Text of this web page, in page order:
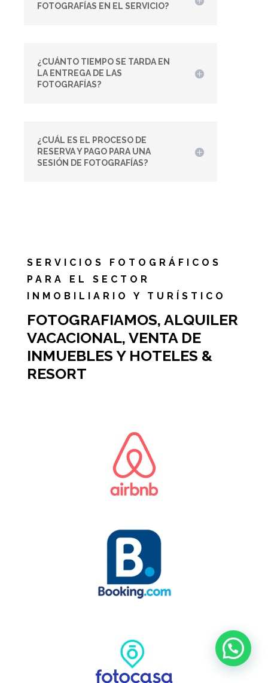
FOTOGRAFÍAS EN EL SERVICIO?
¿CUÁNTO TIEMPO SE TARDA EN
LA ENTREGA DE LAS
FOTOGRAFÍAS?
¿CUÁL ES EL PROCESO DE
RESERVA Y PAGO PARA UNA
SESIÓN DE FOTOGRAFÍAS?
SERVICIOS FOTOGRÁFICOS
PARA EL SECTOR
INMOBILIARIO Y TURÍSTICO
FOTOGRAFIAMOS, ALQUILER
VACACIONAL, VENTA DE
INMUEBLES Y HOTELES &
RESORT